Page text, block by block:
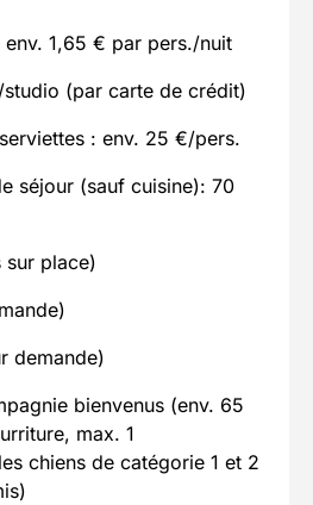
1,65 € par pers./nuit
(par carte de crédit)
: env. 25 €/pers.
séjour (sauf cuisine): 70
place)
demande)
bienvenus (env. 65
max. 1
chiens de catégorie 1 et 2